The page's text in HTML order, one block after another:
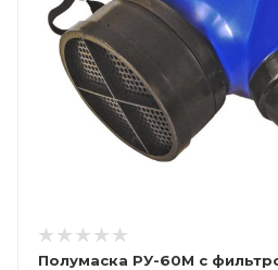
Полумаска РУ-60М с